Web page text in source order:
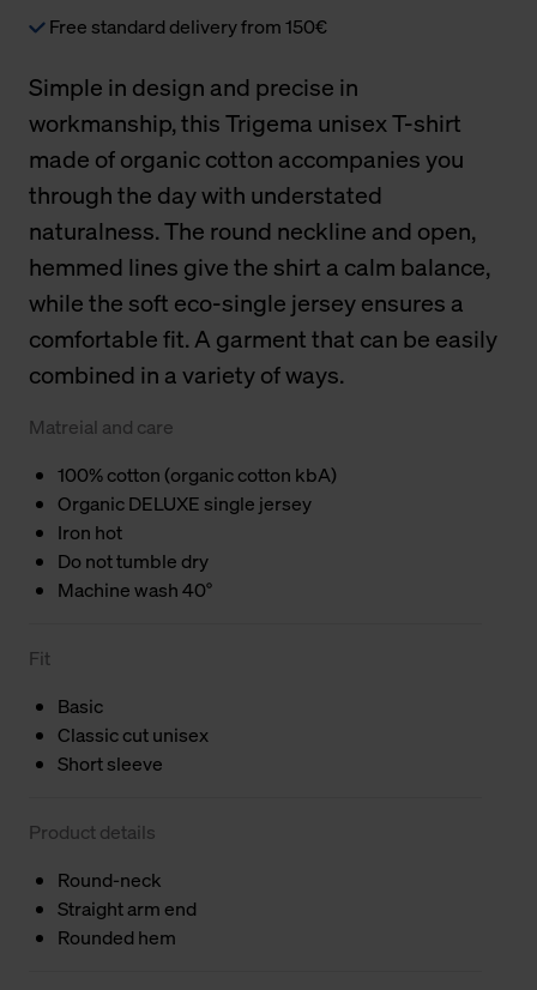
Free standard delivery from 150€
Simple in design and precise in
workmanship, this Trigema unisex T-shirt
made of organic cotton accompanies you
through the day with understated
naturalness. The round neckline and open,
hemmed lines give the shirt a calm balance,
while the soft eco-single jersey ensures a
comfortable fit. A garment that can be easily
combined in a variety of ways.
Matreial and care
100% cotton (organic cotton kbA)
Organic DELUXE single jersey
Iron hot
Do not tumble dry
Machine wash 40°
Fit
Basic
Classic cut unisex
Short sleeve
Product details
Round-neck
Straight arm end
Rounded hem